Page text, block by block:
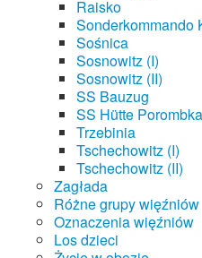
Raisko
Sonderkommando
Sośnica
Sosnowitz (I)
Sosnowitz (II)
SS Bauzug
SS Hütte Porombka
Trzebinia
Tschechowitz (I)
Tschechowitz (II)
Zagłada
Różne grupy więźniów
Oznaczenia więźniów
Los dzieci